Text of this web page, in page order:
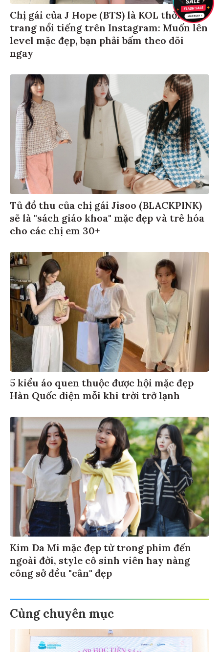
Chị gái của J Hope (BTS) là KOL thời
trang nổi tiếng trên Instagram: Muốn lên
level mặc đẹp, bạn phải bấm theo dõi
ngay
Tủ đồ thu của chị gái Jisoo (BLACKPINK)
sẽ là "sách giáo khoa" mặc đẹp và trẻ hóa
cho các chị em 30+
5 kiểu áo quen thuộc được hội mặc đẹp
Hàn Quốc diện mỗi khi trời trở lạnh
Kim Da Mi mặc đẹp từ trong phim đến
ngoài đời, style cô sinh viên hay nàng
công sở đều "cân" đẹp
Cùng chuyên mục